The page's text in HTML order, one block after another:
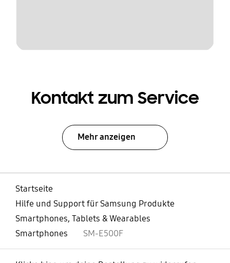
Kontakt zum Service
Mehr anzeigen
Startseite
Hilfe und Support für Samsung Produkte
Smartphones, Tablets & Wearables
Smartphones
SM-E500F